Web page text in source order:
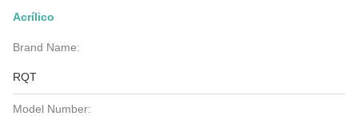
Acrílico
Brand Name:
RQT
Model Number: